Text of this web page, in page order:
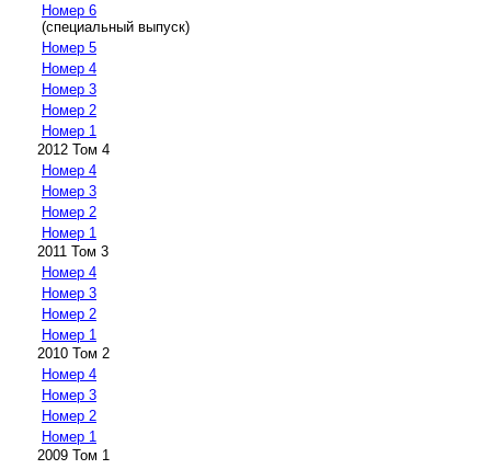
Номер 6
(специальный выпуск)
Номер 5
Номер 4
Номер 3
Номер 2
Номер 1
2012 Том 4
Номер 4
Номер 3
Номер 2
Номер 1
2011 Том 3
Номер 4
Номер 3
Номер 2
Номер 1
2010 Том 2
Номер 4
Номер 3
Номер 2
Номер 1
2009 Том 1